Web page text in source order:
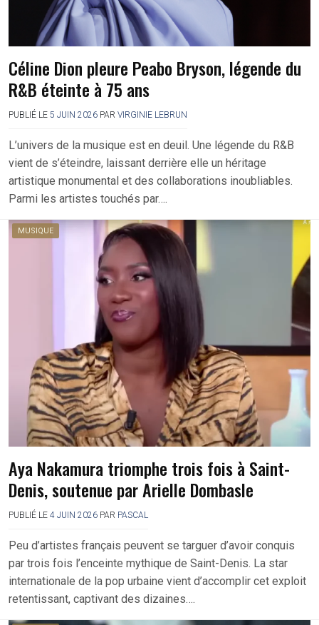
Céline Dion pleure Peabo Bryson, légende du
R&B éteinte à 75 ans
PUBLIÉ LE 5 JUIN 2026 PAR VIRGINIE LEBRUN
L’univers de la musique est en deuil. Une légende du R&B
vient de s’éteindre, laissant derrière elle un héritage
artistique monumental et des collaborations inoubliables.
Parmi les artistes touchés par….
MUSIQUE
Aya Nakamura triomphe trois fois à Saint-
Denis, soutenue par Arielle Dombasle
PUBLIÉ LE 4 JUIN 2026 PAR PASCAL
Peu d’artistes français peuvent se targuer d’avoir conquis
par trois fois l’enceinte mythique de Saint-Denis. La star
internationale de la pop urbaine vient d’accomplir cet exploit
retentissant, captivant des dizaines….